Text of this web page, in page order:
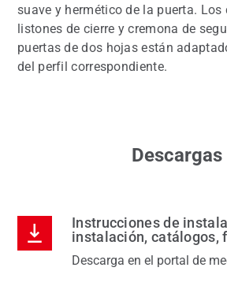
suave y hermético de la puerta. Los
listones de cierre y cremona de
puertas de dos hojas están
del perfil correspondiente.
Descargas
Instrucciones de
instalación, catálogos,
Descarga en el portal de